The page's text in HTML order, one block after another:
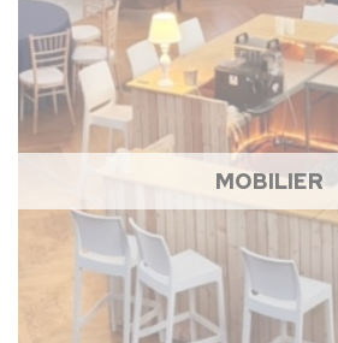
MOBILIER